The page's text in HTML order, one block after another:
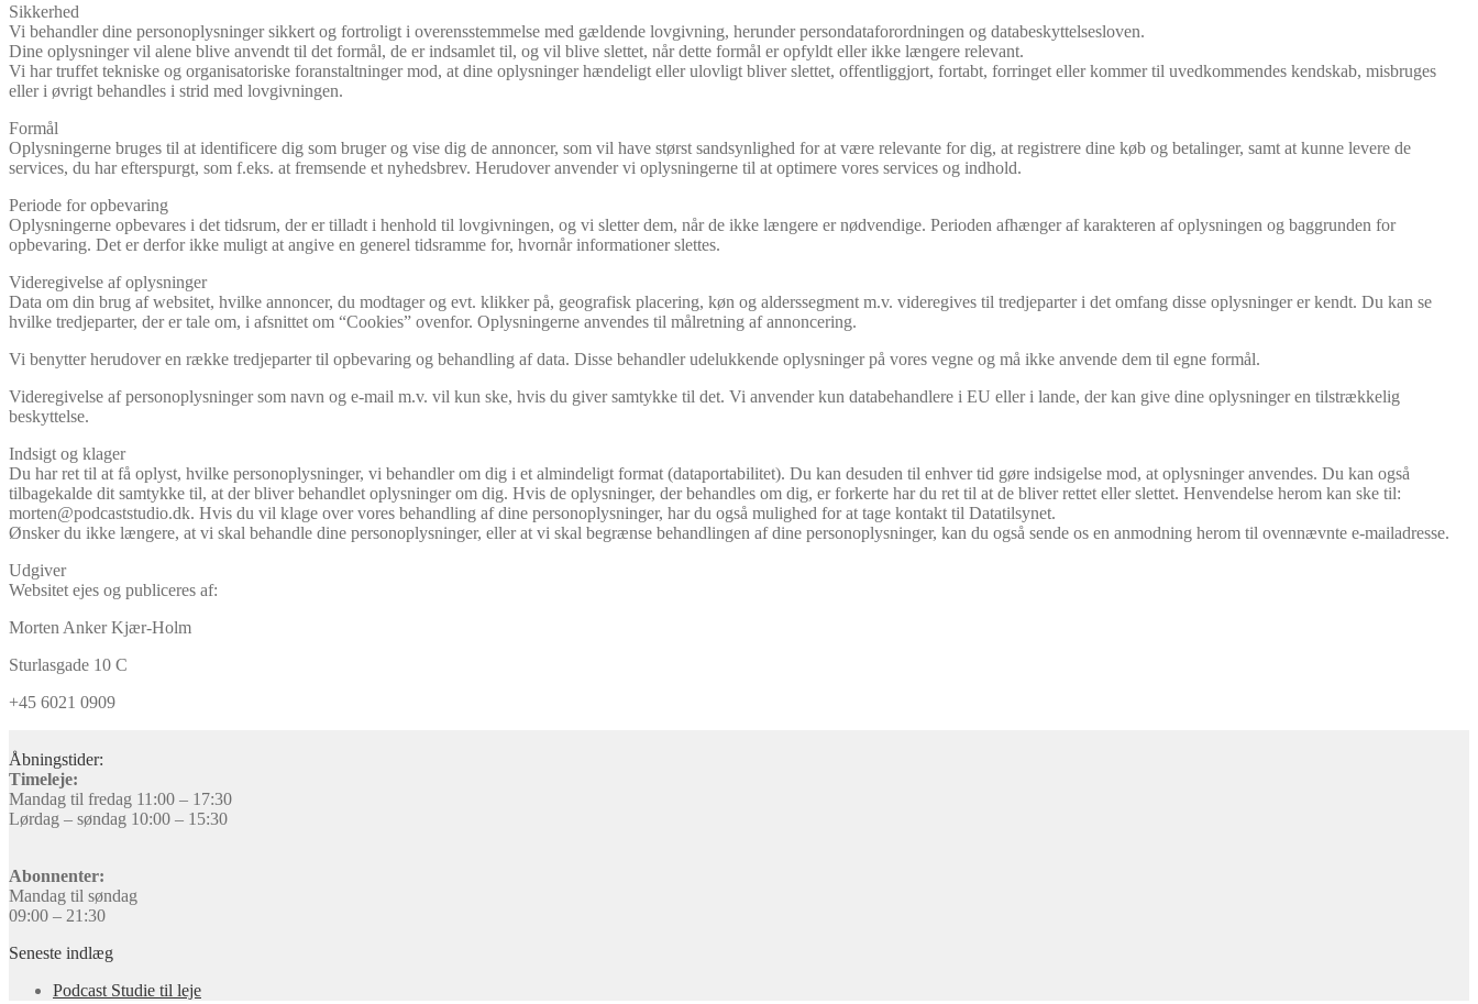
Sikkerhed
Vi behandler dine personoplysninger sikkert og fortroligt i overensstemmelse med gældende lovgivning, herunder persondataforordningen og databeskyttelsesloven.
Dine oplysninger vil alene blive anvendt til det formål, de er indsamlet til, og vil blive slettet, når dette formål er opfyldt eller ikke længere relevant.
Vi har truffet tekniske og organisatoriske foranstaltninger mod, at dine oplysninger hændeligt eller ulovligt bliver slettet, offentliggjort, fortabt, forringet eller kommer til uvedkommendes kendskab, misbruges
eller i øvrigt behandles i strid med lovgivningen.
Formål
Oplysningerne bruges til at identificere dig som bruger og vise dig de annoncer, som vil have størst sandsynlighed for at være relevante for dig, at registrere dine køb og betalinger, samt at kunne levere de
services, du har efterspurgt, som f.eks. at fremsende et nyhedsbrev. Herudover anvender vi oplysningerne til at optimere vores services og indhold.
Periode for opbevaring
Oplysningerne opbevares i det tidsrum, der er tilladt i henhold til lovgivningen, og vi sletter dem, når de ikke længere er nødvendige. Perioden afhænger af karakteren af oplysningen og baggrunden for
opbevaring. Det er derfor ikke muligt at angive en generel tidsramme for, hvornår informationer slettes.
Videregivelse af oplysninger
Data om din brug af websitet, hvilke annoncer, du modtager og evt. klikker på, geografisk placering, køn og alderssegment m.v. videregives til tredjeparter i det omfang disse oplysninger er kendt. Du kan se
hvilke tredjeparter, der er tale om, i afsnittet om “Cookies” ovenfor. Oplysningerne anvendes til målretning af annoncering.
Vi benytter herudover en række tredjeparter til opbevaring og behandling af data. Disse behandler udelukkende oplysninger på vores vegne og må ikke anvende dem til egne formål.
Videregivelse af personoplysninger som navn og e-mail m.v. vil kun ske, hvis du giver samtykke til det. Vi anvender kun databehandlere i EU eller i lande, der kan give dine oplysninger en tilstrækkelig
beskyttelse.
Indsigt og klager
Du har ret til at få oplyst, hvilke personoplysninger, vi behandler om dig i et almindeligt format (dataportabilitet). Du kan desuden til enhver tid gøre indsigelse mod, at oplysninger anvendes. Du kan også
tilbagekalde dit samtykke til, at der bliver behandlet oplysninger om dig. Hvis de oplysninger, der behandles om dig, er forkerte har du ret til at de bliver rettet eller slettet. Henvendelse herom kan ske til:
morten@podcaststudio.dk. Hvis du vil klage over vores behandling af dine personoplysninger, har du også mulighed for at tage kontakt til Datatilsynet.
Ønsker du ikke længere, at vi skal behandle dine personoplysninger, eller at vi skal begrænse behandlingen af dine personoplysninger, kan du også sende os en anmodning herom til ovennævnte e-mailadresse.
Udgiver
Websitet ejes og publiceres af:
Morten Anker Kjær-Holm
Sturlasgade 10 C
+45 6021 0909
Åbningstider:
Timeleje:
Mandag til fredag 11:00 – 17:30
Lørdag – søndag 10:00 – 15:30
Abonnenter:
Mandag til søndag
09:00 – 21:30
Seneste indlæg
Podcast Studie til leje